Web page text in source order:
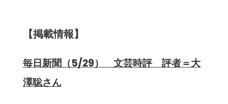
【掲載情報】
毎日新聞（5/29） 文芸時評 評者＝大
澤聡さん